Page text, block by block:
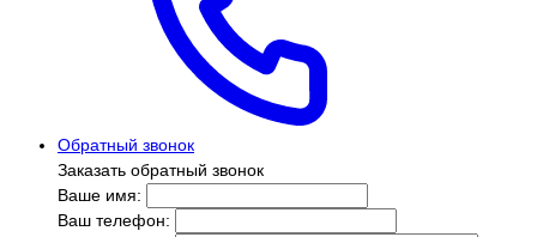
Обратный звонок
Заказать обратный звонок
Ваше имя:
Ваш телефон: